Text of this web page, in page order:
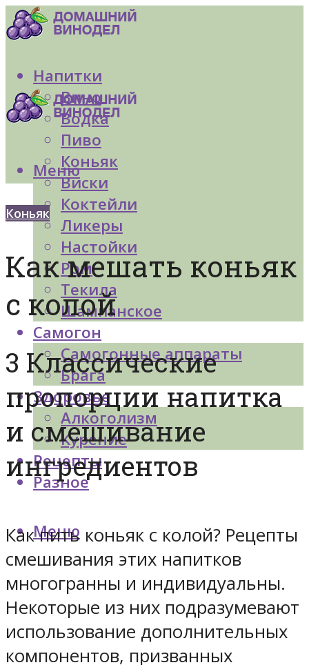
Напитки
Вино
Водка
Пиво
Коньяк
Виски
Коктейли
Ликеры
Настойки
Ром
Текила
Шампанское
Самогон
Самогонные аппараты
Брага
Здоровье
Алкоголизм
Курение
Рецепты
Разное
Меню
Меню
Коньяк
Как мешать коньяк
с колой
3 Классические
пропорции напитка
и смешивание
ингредиентов
Как пить коньяк с колой? Рецепты
смешивания этих напитков
многогранны и индивидуальны.
Некоторые из них подразумевают
использование дополнительных
компонентов, призванных